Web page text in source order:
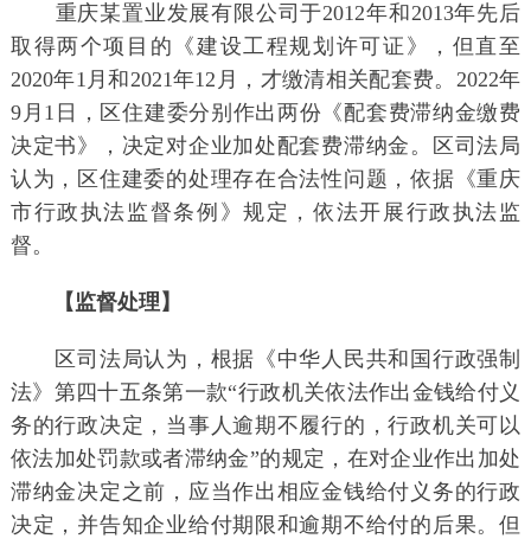
重庆某置业发展有限公司于2012年和2013年先后
取得两个项目的《建设工程规划许可证》，但直至
2020年1月和2021年12月，才缴清相关配套费。2022年
9月1日，区住建委分别作出两份《配套费滞纳金缴费
决定书》，决定对企业加处配套费滞纳金。区司法局
认为，区住建委的处理存在合法性问题，依据《重庆
市行政执法监督条例》规定，依法开展行政执法监
督。
【监督处理】
区司法局认为，根据《中华人民共和国行政强制
法》第四十五条第一款“行政机关依法作出金钱给付义
务的行政决定，当事人逾期不履行的，行政机关可以
依法加处罚款或者滞纳金”的规定，在对企业作出加处
滞纳金决定之前，应当作出相应金钱给付义务的行政
决定，并告知企业给付期限和逾期不给付的后果。但